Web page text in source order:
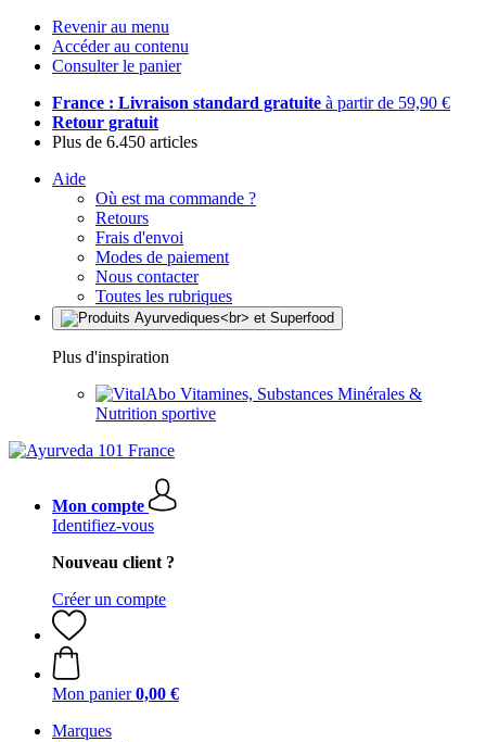
Revenir au menu
Accéder au contenu
Consulter le panier
France : Livraison standard gratuite à partir de 59,90 €
Retour gratuit
Plus de 6.450 articles
Aide
Où est ma commande ?
Retours
Frais d'envoi
Modes de paiement
Nous contacter
Toutes les rubriques
Plus d'inspiration
Vitamines, Substances Minérales &
Nutrition sportive
Mon compte
Identifiez-vous
Nouveau client ?
Créer un compte
Mon panier 0,00 €
Marques